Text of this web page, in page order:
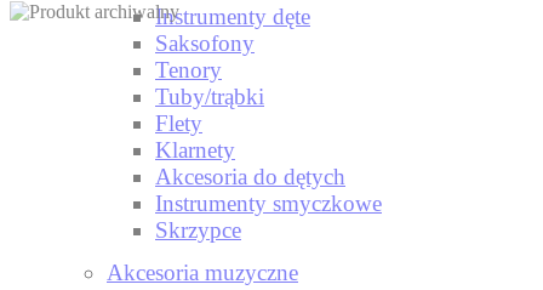
Instrumenty dęte
Saksofony
Tenory
Tuby/trąbki
Flety
Klarnety
Akcesoria do dętych
Instrumenty smyczkowe
Skrzypce
Akcesoria muzyczne